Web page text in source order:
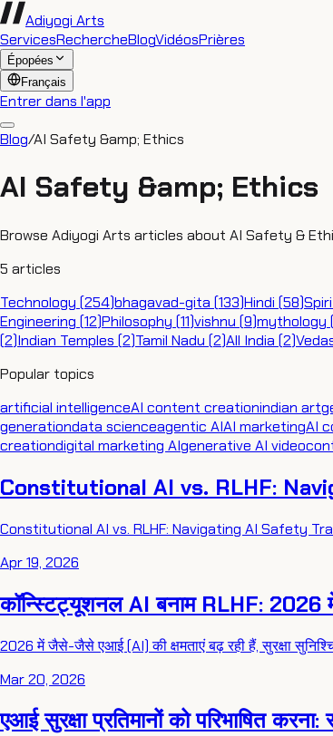
Adiyogi Arts
ServicesRechercheBlogVidéosPrières
Épopées
Français
Entrer dans l'app
Blog/AI Safety &amp; Ethics
AI Safety &amp; Ethics
Browse Adiyogi Arts articles about AI Safety &
5 articles
Technology (254)bhagavad-gita (133)Hindi (58)
Engineering (12)Philosophy (11)vishnu (9)mythology
(2)Indian Temples (2)Tamil Nadu (2)All India (2)
Popular topics
artificial intelligenceAI content creationindian art
generationdata scienceagentic AIAI marketingAI
creationdigital marketing AIgenerative AI video
Constitutional AI vs. RLHF:
Constitutional AI vs. RLHF: Navigating AI Safety
Apr 19, 2026
कॉन्स्टिट्यूशनल AI बनाम RLHF:
2026 में जैसे-जैसे एआई (AI) की क्षमताएं बढ़ रही हैं, सुरक्षा
Mar 20, 2026
एआई सुरक्षा प्रतिमानों को परिभाषित